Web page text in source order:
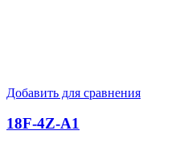
Добавить для сравнения
18F-4Z-A1